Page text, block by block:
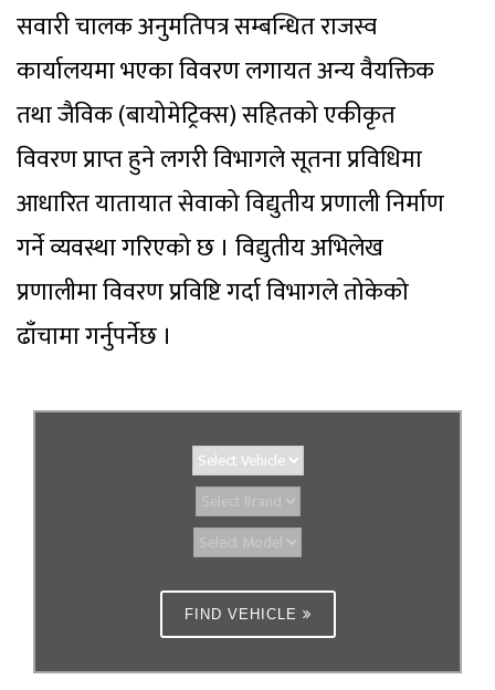
सवारी चालक अनुमतिपत्र सम्बन्धित राजस्व
कार्यालयमा भएका विवरण लगायत अन्य वैयक्तिक
तथा जैविक (बायोमेट्रिक्स) सहितको एकीकृत
विवरण प्राप्त हुने लगरी विभागले सूतना प्रविधिमा
आधारित यातायात सेवाको विद्युतीय प्रणाली निर्माण
गर्ने व्यवस्था गरिएको छ । विद्युतीय अभिलेख
प्रणालीमा विवरण प्रविष्टि गर्दा विभागले तोकेको
ढाँचामा गर्नुपर्नेछ ।
FIND VEHICLE